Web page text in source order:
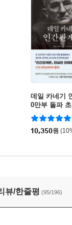
데일 카네기
0만부 돌파
역본)
10,350원
정증보판)
뷰/한줄평 (95/196)